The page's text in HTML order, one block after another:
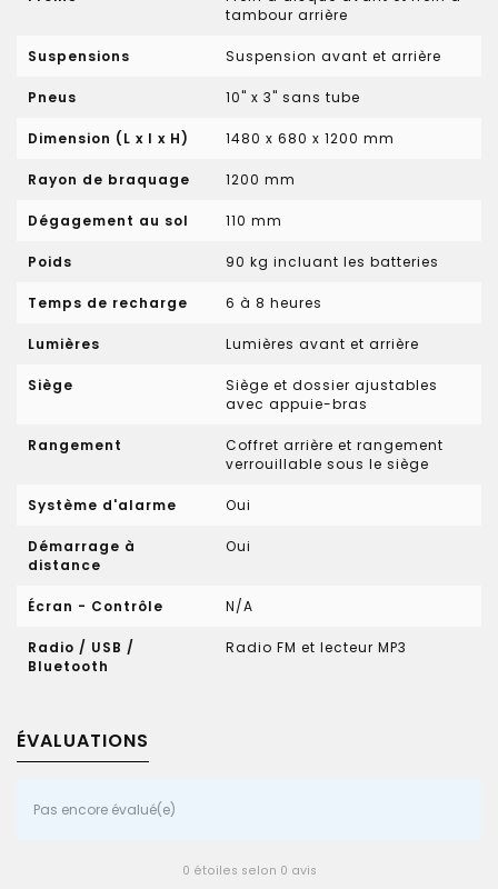
tambour arrière
Suspensions Suspension avant et arrière
Pneus 10" x 3" sans tube
Dimension (L x l x H) 1480 x 680 x 1200 mm
Rayon de braquage 1200 mm
Dégagement au sol 110 mm
Poids 90 kg incluant les batteries
Temps de recharge 6 à 8 heures
Lumières Lumières avant et arrière
Siège
Siège et dossier ajustables
avec appuie-bras
Rangement
Coffret arrière et rangement
verrouillable sous le siège
Système d'alarme Oui
Démarrage à
distance
Oui
Écran - Contrôle N/A
Radio / USB /
Bluetooth
Radio FM et lecteur MP3
ÉVALUATIONS
Pas encore évalué(e)
0 étoiles selon 0 avis